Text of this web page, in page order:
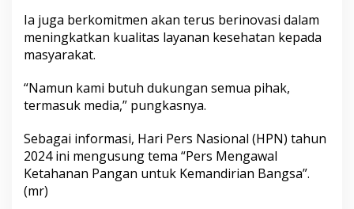
Ia juga berkomitmen akan terus berinovasi dalam
meningkatkan kualitas layanan kesehatan kepada
masyarakat.
“Namun kami butuh dukungan semua pihak,
termasuk media,” pungkasnya.
Sebagai informasi, Hari Pers Nasional (HPN) tahun
2024 ini mengusung tema “Pers Mengawal
Ketahanan Pangan untuk Kemandirian Bangsa”.
(mr)